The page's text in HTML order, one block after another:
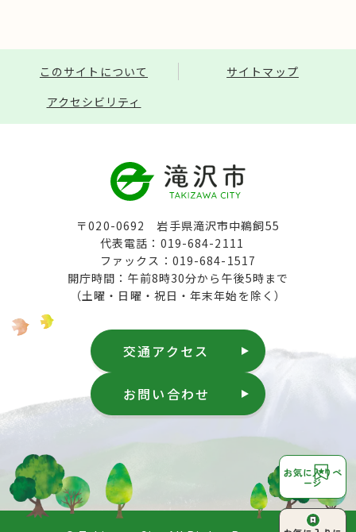
お気に入りペ
ージ
このサイトについて
サイトマップ
アクセシビリティ
〒020-0692 岩手県滝沢市中鵜飼55
代表電話：019-684-2111
ファックス：019-684-1517
開庁時間：午前8時30分から午後5時まで
（土曜・日曜・祝日・年末年始を除く）
交通アクセス
お問い合わせ